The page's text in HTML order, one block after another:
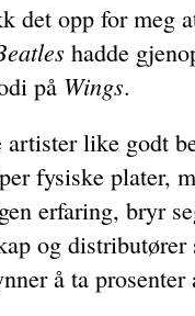
det opp for meg
hadde
på Wings.
artister like godt
fysiske plater,
erfaring, bryr
og
å ta